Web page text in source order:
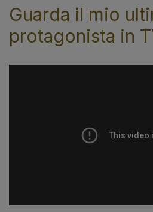
Guarda il mio
protagonista in